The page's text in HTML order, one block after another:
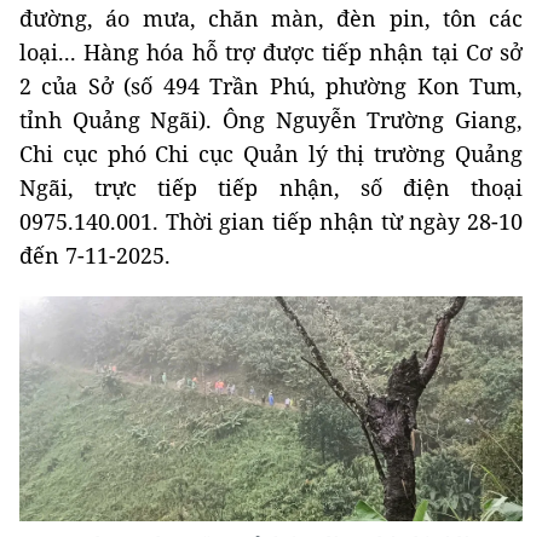
đường, áo mưa, chăn màn, đèn pin, tôn các
loại... Hàng hóa hỗ trợ được tiếp nhận tại Cơ sở
2 của Sở (số 494 Trần Phú, phường Kon Tum,
tỉnh Quảng Ngãi). Ông Nguyễn Trường Giang,
Chi cục phó Chi cục Quản lý thị trường Quảng
Ngãi, trực tiếp tiếp nhận, số điện thoại
0975.140.001. Thời gian tiếp nhận từ ngày 28-10
đến 7-11-2025.